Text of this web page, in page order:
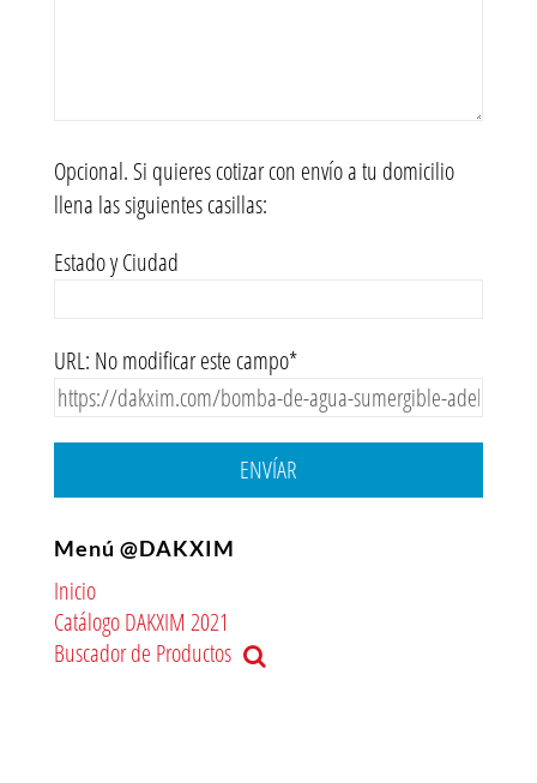
Opcional. Si quieres cotizar con envío a tu domicilio
llena las siguientes casillas:
Estado y Ciudad
URL: No modificar este campo*
ENVÍAR
Menú @DAKXIM
Inicio
Catálogo DAKXIM 2021
Buscador de Productos